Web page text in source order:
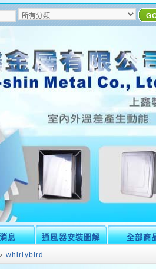
息 通風器安裝圖解 全部商
whirlybird